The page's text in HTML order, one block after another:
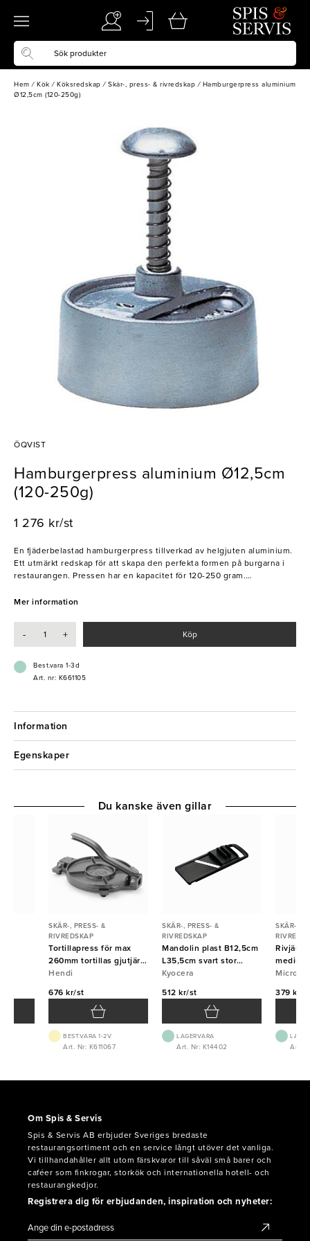
Hem / Kök / Köksredskap / Skär-, press- & rivredskap / Hamburgerpress aluminium
Ø12,5cm (120-250g)
ÖQVIST
Hamburgerpress aluminium Ø12,5cm
(120-250g)
1 276 kr/st
En fjäderbelastad hamburgerpress tillverkad av helgjuten aluminium.
Ett utmärkt redskap för att skapa den perfekta formen på burgarna i
restaurangen. Pressen har en kapacitet för 120-250 gram.
- Diskas för hand
Mer information
- + Köp
Best.vara 1-3d
Art. nr: K661105
Information
Egenskaper
SKÄR-, PRESS- &
RIVREDSKAP
Tortillapress för max
260mm tortillas gjutjärn
Hendi
Hendi
676 kr/st
BEST.VARA 1-2V
Art. Nr: K611067
SKÄR-, PRESS- &
RIVREDSKAP
Mandolin plast B12,5cm
L35,5cm svart stor
Kyocera
Kyocera
512 kr/st
LAGERVARA
Art. Nr: K14402
SKÄR-,
Rivjärn
medium
379 kr/
Art.
Du kanske även gillar
Om Spis & Servis
Spis & Servis AB erbjuder Sveriges bredaste
restaurangsortiment och en service långt utöver det vanliga.
Vi tillhandahåller allt utom färskvaror till såväl små barer och
caféer som finkrogar, storkök och internationella hotell- och
restaurangkedjor.
Registrera dig för erbjudanden, inspiration och nyheter: